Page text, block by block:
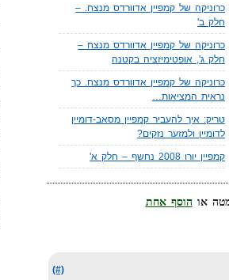
כרוניקה של קמפיין אדוורדס מנצח. –
חלק ב'
כרוניקה של קמפיין אדוורדס מנצח –
חלק ג', אופטימיזציה בקטנה
כרוניקה של קמפיין אדוורדס מנצח. כך
נראית המציאות…
טריק: איך להעביר קמפיין מסאב-דומיין
לדומיין ולמזער נזקים?
קמפיין יורו 2008 נחשף – חלק א'
הוסף אחת
(#)